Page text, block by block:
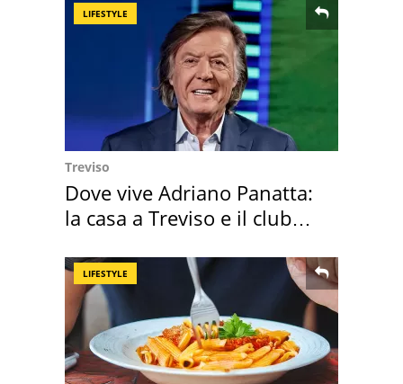
LIFESTYLE
Treviso
Dove vive Adriano Panatta:
la casa a Treviso e il club
LIFESTYLE